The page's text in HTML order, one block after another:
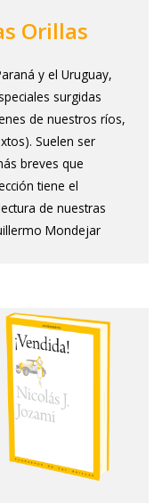
Orillas
y el Uruguay,
surgidas
de nuestros ríos,
Suelen ser
breves que
tiene el
de nuestras
Mondejar